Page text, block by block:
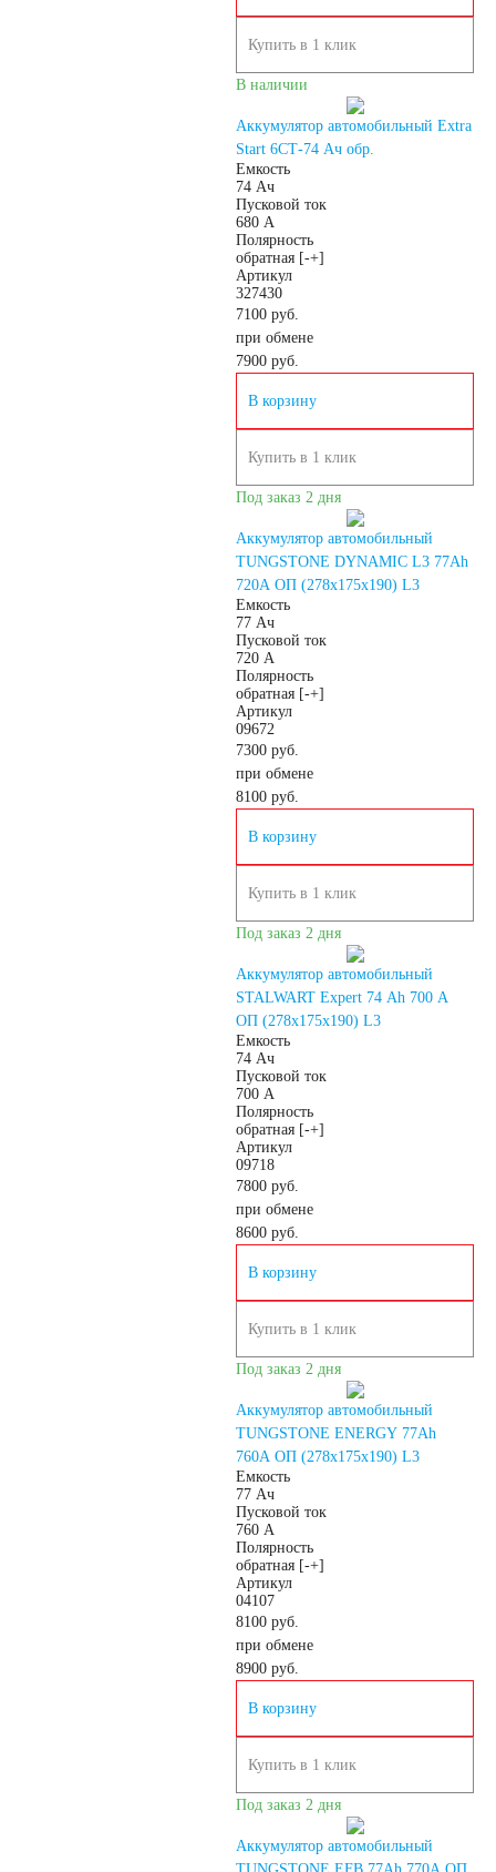
АКБ для мототехники
Садовые трактора,
Мотобуксировщики
17
20
Аккумуляторы для
Купить в 1 клик
В наличии
Аккумулятор автомобильный Extra
Start 6СТ-74 Ач обр.
Емкость
74 Ач
Пусковой ток
680 А
Полярность
обратная [-+]
Артикул
327430
7100 руб.
при обмене
7900 руб.
В корзину
Купить в 1 клик
Под заказ 2 дня
Аккумулятор автомобильный
TUNGSTONE DYNAMIC L3 77Ah
720A ОП (278х175х190) L3
Емкость
77 Ач
Пусковой ток
720 А
Полярность
обратная [-+]
Артикул
09672
7300 руб.
при обмене
8100 руб.
В корзину
Купить в 1 клик
Под заказ 2 дня
Аккумулятор автомобильный
STALWART Expert 74 Ah 700 A
ОП (278x175x190) L3
Емкость
74 Ач
Пусковой ток
700 А
Полярность
обратная [-+]
Артикул
09718
7800 руб.
при обмене
8600 руб.
В корзину
Купить в 1 клик
Под заказ 2 дня
Аккумулятор автомобильный
TUNGSTONE ENERGY 77Ah
760A ОП (278x175x190) L3
Емкость
77 Ач
Пусковой ток
760 А
Полярность
обратная [-+]
Артикул
04107
8100 руб.
при обмене
8900 руб.
В корзину
Купить в 1 клик
Под заказ 2 дня
Аккумулятор автомобильный